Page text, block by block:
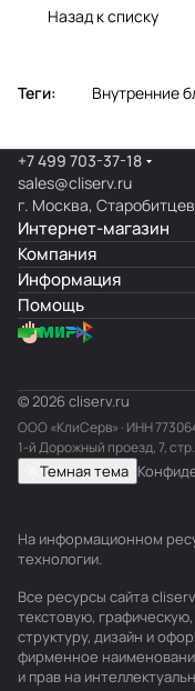
Назад к списку
Теги: Внутренние
+7 499 703-37-18
sales@cliserv.ru
г. Москва,
Интернет-магазин
Компания
Информация
Помощь
© 2026 cliserv.ru
ООО «КлиСерв» · ИНН
1-й Дорожный проезд, 7,
Темная тема
На информационном
технологии.
Все ресурсы сайта
текстовую,
структуру, дизайн и
фирменное
и прав на